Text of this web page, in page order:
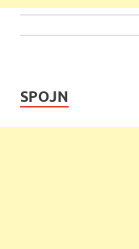
SPOJN